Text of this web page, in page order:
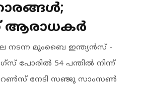
ആരാധകർ
നടന്ന മുംബൈ ഇന്ത്യൻസ് -
പോരിൽ 54 പന്തിൽ നിന്ന്
റൺസ് നേടി സഞ്ജു സാംസൺ